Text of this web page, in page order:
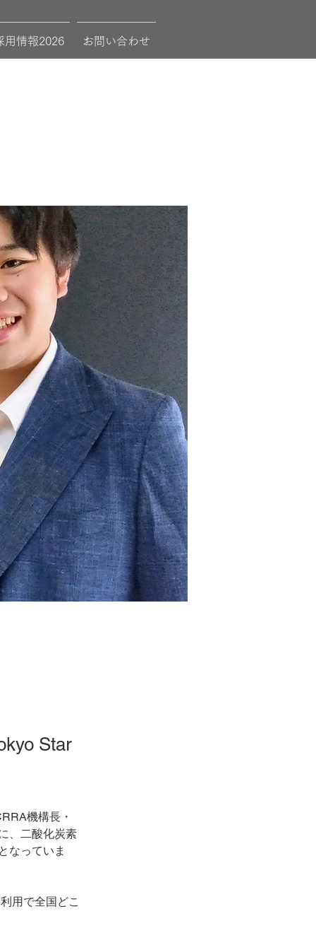
用情報2026 お問い合わせ
Star
機構長・
、二酸化炭素
なっていま
用で全国どこ